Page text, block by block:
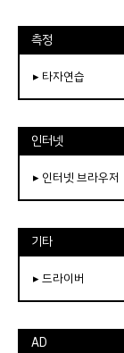
측정
▸ 타자연습
인터넷
▸ 인터넷 브라우저
기타
▸ 드라이버
AD